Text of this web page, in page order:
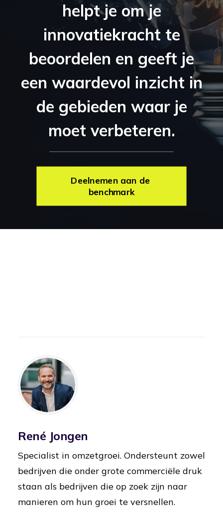
helpt je om je
innovatiekracht te
beoordelen en geeft je
een waardevol inzicht in
de gebieden waar je
moet verbeteren.
Deelnemen aan de
benchmark
René Jongen
Specialist in omzetgroei. Ondersteunt zowel
bedrijven die onder grote commerciële druk
staan als bedrijven die op zoek zijn naar
manieren om hun groei te versnellen.